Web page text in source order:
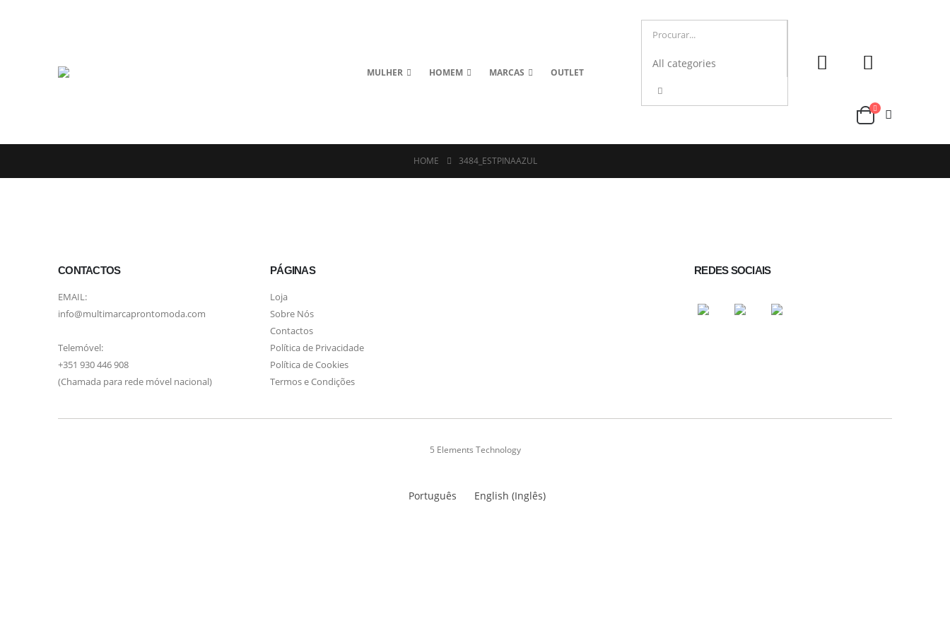
MULHER HOMEM MARCAS OUTLET
HOME 3484_ESTPINAAZUL
CONTACTOS
EMAIL:
info@multimarcaprontomoda.com
Telemóvel:
+351 930 446 908
(Chamada para rede móvel nacional)
PÁGINAS
Loja
Sobre Nós
Contactos
Política de Privacidade
Política de Cookies
Termos e Condições
REDES SOCIAIS
5 Elements Technology
Português English (Inglês)